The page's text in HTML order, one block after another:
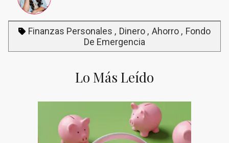
Finanzas Personales Dinero Ahorro
Fondo
De Emergencia
Lo Más Leído